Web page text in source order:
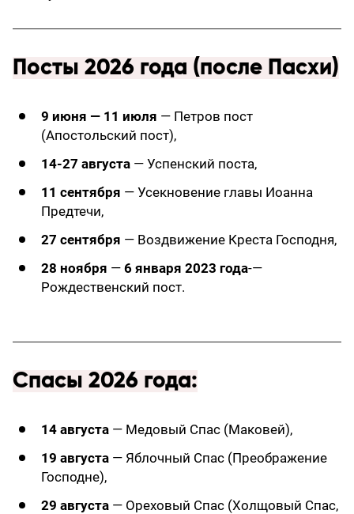
Посты 2026 года (после Пасхи)
9 июня — 11 июля — Петров пост
(Апостольский пост),
14-27 августа — Успенский поста,
11 сентября — Усекновение главы Иоанна
Предтечи,
27 сентября — Воздвижение Креста Господня,
28 ноября — 6 января 2023 года-—
Рождественский пост.
Спасы 2026 года:
14 августа — Медовый Спас (Маковей),
19 августа — Яблочный Спас (Преображение
Господне),
29 августа — Ореховый Спас (Холщовый Спас,